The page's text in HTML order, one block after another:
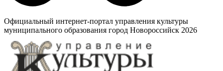
Официальный интернет-портал управления культуры
муниципального образования город Новороссийск 2026